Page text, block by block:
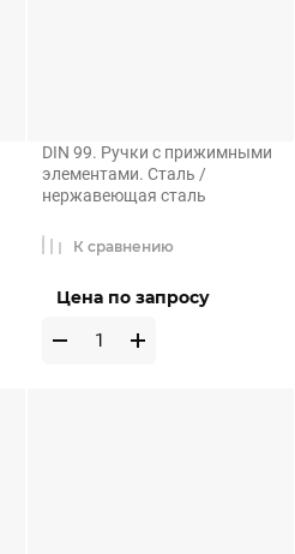
DIN 99. Ручки с прижимными
элементами. Сталь /
нержавеющая сталь
Цена по запросу
К сравнению